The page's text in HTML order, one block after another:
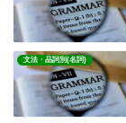
文法・品詞別(名詞)